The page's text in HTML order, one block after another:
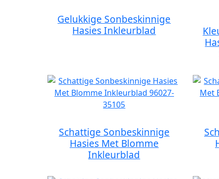
Gelukkige Sonbeskinnige
Hasies Inkleurblad
Schattige Sonbeskinnige
Hasies Met Blomme
Inkleurblad